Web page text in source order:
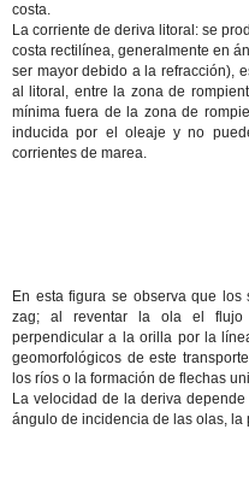
costa.
La corriente de deriva litoral: se
costa rectilínea, generalmente en
ser mayor debido a la refracción),
al litoral, entre la zona de
mínima fuera de la zona de
inducida por el oleaje y no
corrientes de marea.
En esta figura se observa que los
zag; al reventar la ola el flujo
perpendicular a la orilla por la
geomorfológicos de este
los ríos o la formación de flechas
La velocidad de la deriva
ángulo de incidencia de las olas,